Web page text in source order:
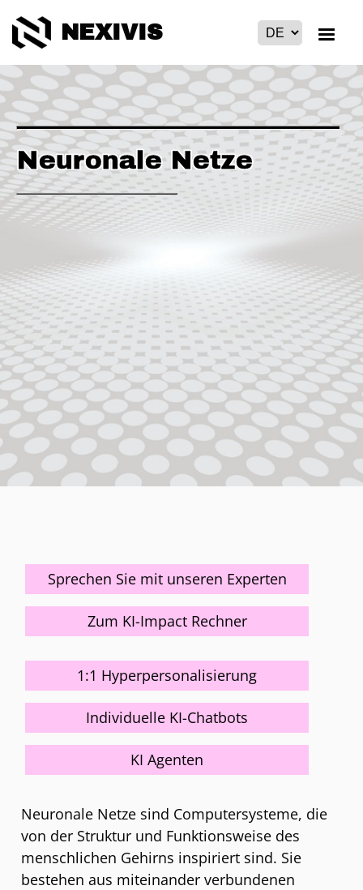
NEXIVIS
Neuronale Netze
Sprechen Sie mit unseren Experten
Zum KI-Impact Rechner
1:1 Hyperpersonalisierung
Individuelle KI-Chatbots
KI Agenten
Neuronale Netze sind Computersysteme, die
von der Struktur und Funktionsweise des
menschlichen Gehirns inspiriert sind. Sie
bestehen aus miteinander verbundenen